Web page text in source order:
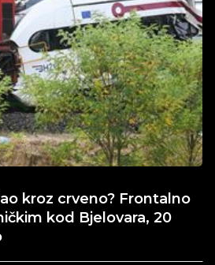
kroz crveno? Frontalno
kod Bjelovara, 20